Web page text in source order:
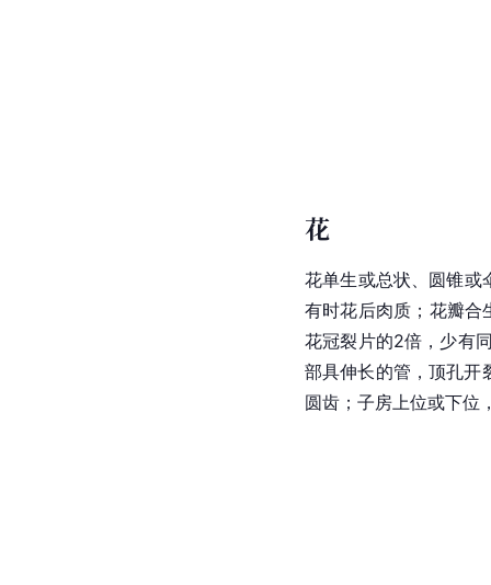
花
花单生或总状、圆锥或
有时花后肉质；花瓣
花冠裂片的2倍，少有
部具伸长的管，顶孔开
圆齿；子房上位或下位